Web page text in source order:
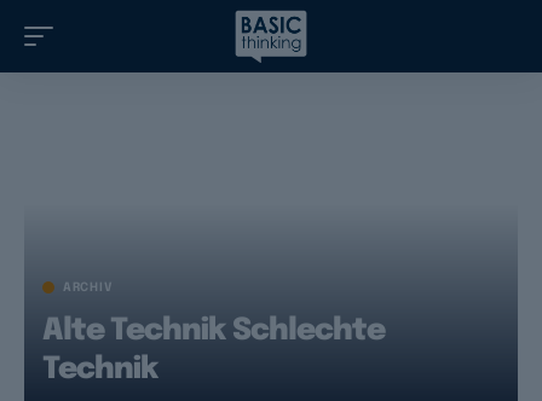
ARCHIV
Alte Technik Schlechte
Technik